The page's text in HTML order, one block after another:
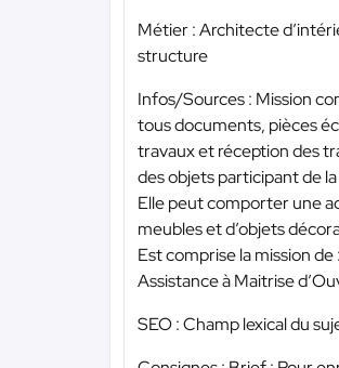
Métier : Architecte
structure
Infos/Sources : Mission
tous documents, pièces
travaux et réception des
des objets participant de
Elle peut comporter une
meubles et d’objets
Est comprise la mission de :
Assistance à Maitrise
SEO : Champ lexical du